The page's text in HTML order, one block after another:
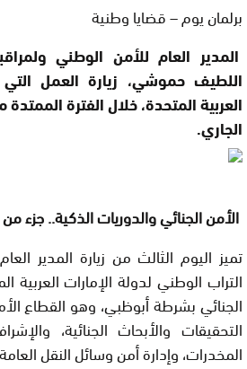
برلمان يوم – قضايا وطنية
المدير العام للأمن الوطني
اللطيف حموشي، زيارة العمل التي
الجاري.
الأمن الجنائي والدوريات الذكية..جزء من
تميز اليوم الثالث من زيارة المدير
التراب الوطني لدولة الإمارات العربية
الجنائي بشرطة أبوظبي، وهو القطاع
التحقيقات والأبحاث الجنائية،
المخدرات، وإدارة أمن وسائل النقل